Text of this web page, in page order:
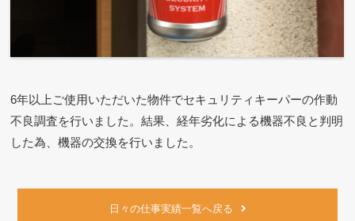
6年以上ご使用いただいた物件でセキュリティキーパーの作動
不良調査を行いました。結果、経年劣化による機器不良と判明
した為、機器の交換を行いました。
日々の仕事実績一覧へ戻る